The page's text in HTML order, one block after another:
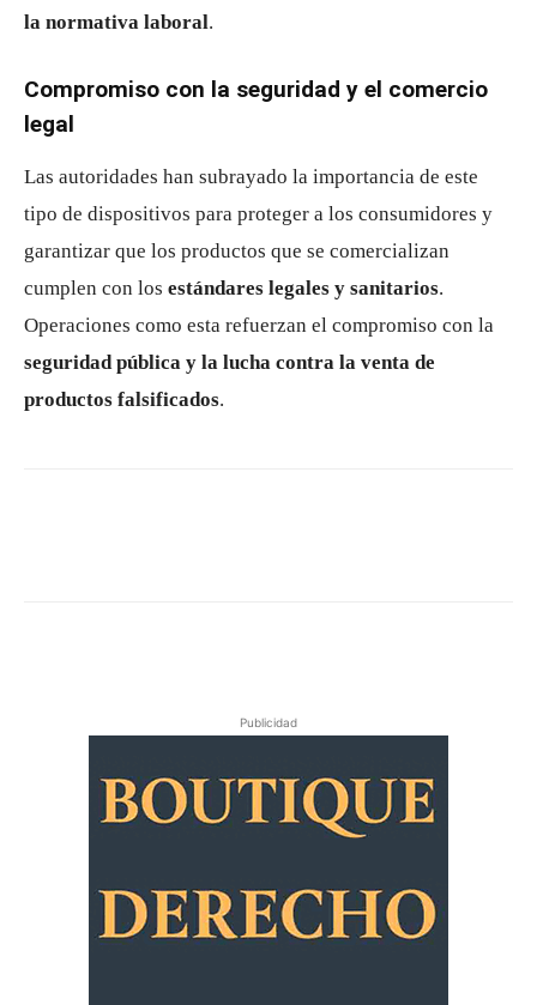
la normativa laboral.
Compromiso con la seguridad y el comercio
legal
Las autoridades han subrayado la importancia de este
tipo de dispositivos para proteger a los consumidores y
garantizar que los productos que se comercializan
cumplen con los estándares legales y sanitarios.
Operaciones como esta refuerzan el compromiso con la
seguridad pública y la lucha contra la venta de
productos falsificados.
Publicidad